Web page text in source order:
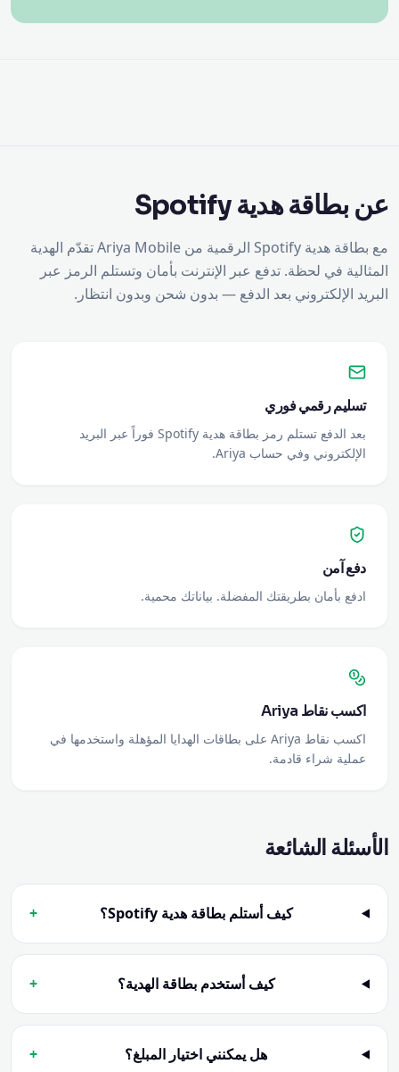
عن بطاقة هدية Spotify
مع بطاقة هدية Spotify الرقمية من Ariya Mobile تقدّم الهدية
المثالية في لحظة. تدفع عبر الإنترنت بأمان وتستلم الرمز عبر
البريد الإلكتروني بعد الدفع — بدون شحن وبدون انتظار.
تسليم رقمي فوري
بعد الدفع تستلم رمز بطاقة هدية Spotify فوراً عبر البريد
الإلكتروني وفي حساب Ariya.
دفع آمن
ادفع بأمان بطريقتك المفضلة. بياناتك محمية.
اكسب نقاط Ariya
اكسب نقاط Ariya على بطاقات الهدايا المؤهلة واستخدمها في
عملية شراء قادمة.
الأسئلة الشائعة
كيف أستلم بطاقة هدية Spotify؟ +
كيف أستخدم بطاقة الهدية؟ +
هل يمكنني اختيار المبلغ؟ +